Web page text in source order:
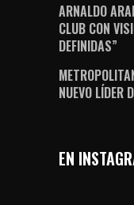
ARNALDO
CLUB CON
DEFINIDAS”
NUEVO LÍDER
EN